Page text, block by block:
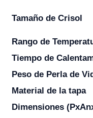
Tamaño de Crisol
Rango de
Tiempo de
Peso de Perla de
Material de la tapa
Dimensiones